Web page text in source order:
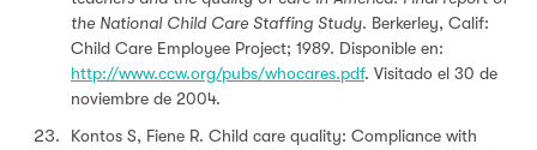
the National Child Care Staffing Study. Berkerley, Calif:
Child Care Employee Project; 1989. Disponible en:
http://www.ccw.org/pubs/whocares.pdf. Visitado el 30 de
noviembre de 2004.
Kontos S, Fiene R. Child care quality: Compliance with